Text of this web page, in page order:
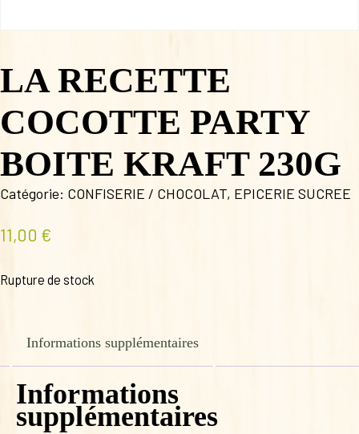
LA RECETTE
COCOTTE PARTY
BOITE KRAFT 230G
Catégorie: CONFISERIE / CHOCOLAT, EPICERIE SUCREE
11,00 €
Rupture de stock
Informations supplémentaires
Informations
supplémentaires